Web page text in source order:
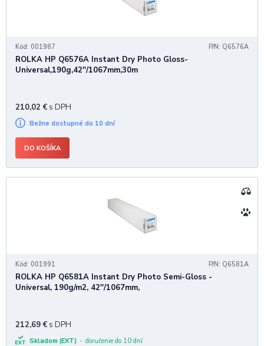
Kód: 001987 P/N: Q6576A
ROLKA HP Q6576A Instant Dry Photo Gloss-
Universal,190g,42''/1067mm,30m
210,02 € s DPH
Bežne dostupné do 10 dní
DO KOŠÍKA
Kód: 001991 P/N: Q6581A
ROLKA HP Q6581A Instant Dry Photo Semi-Gloss -
Universal, 190g/m2, 42''/1067mm,
212,69 € s DPH
Skladom (EXT) doručenie do 10 dní